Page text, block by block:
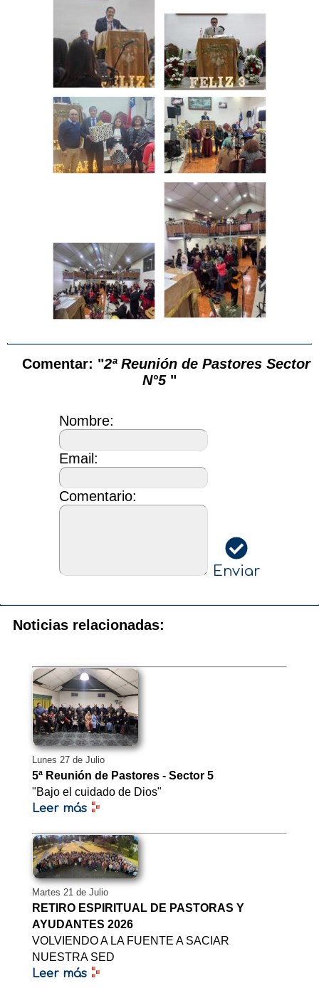
Comentar: "2ª Reunión de Pastores Sector
N°5 "
Nombre:
Email:
Comentario:
Enviar
Noticias relacionadas:
Lunes 27 de Julio
5ª Reunión de Pastores - Sector 5
"Bajo el cuidado de Dios"
Leer más
Martes 21 de Julio
RETIRO ESPIRITUAL DE PASTORAS Y
AYUDANTES 2026
VOLVIENDO A LA FUENTE A SACIAR
NUESTRA SED
Leer más